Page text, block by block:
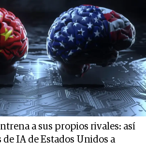
a sus propios rivales: así
IA de Estados Unidos a